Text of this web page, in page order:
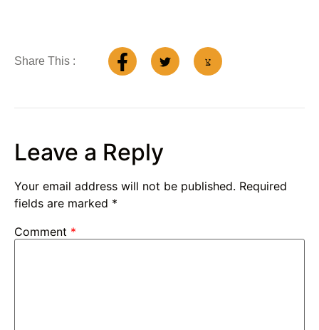
Share This :
Leave a Reply
Your email address will not be published. Required
fields are marked *
Comment *